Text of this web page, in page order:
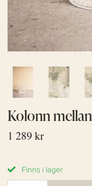
Kolonn mellan
1 289 kr
Finns i lager